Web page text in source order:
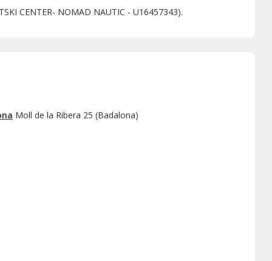
CENTER- NOMAD NAUTIC - U16457343).
Moll de la Ribera 25 (Badalona)